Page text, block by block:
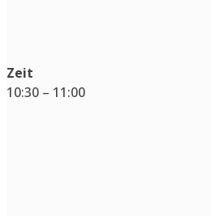
Zeit
10:30 – 11:00